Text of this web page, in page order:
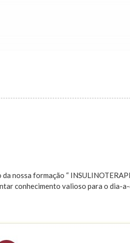
nossa formação “
conhecimento valioso para o dia-